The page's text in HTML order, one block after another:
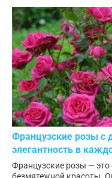
Французские розы с
элегантность в
Французские розы — это